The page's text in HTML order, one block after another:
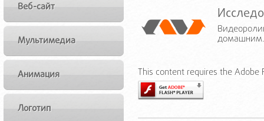
Веб-сайт
Мультимедиа
Анимация
Логотип
домашним.
This content requires the Adobe